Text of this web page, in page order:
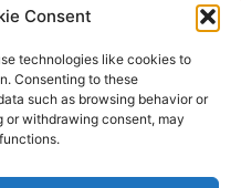
Consent
technologies like cookies to
Consenting to these
such as browsing behavior or
or withdrawing consent, may